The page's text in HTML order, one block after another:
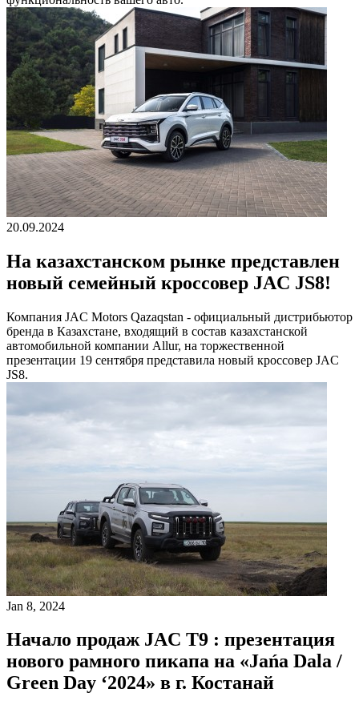
20.09.2024
На казахстанском рынке представлен
новый семейный кроссовер JAC JS8!
Компания JAC Motors Qazaqstan - официальный дистрибьютор
бренда в Казахстане, входящий в состав казахстанской
автомобильной компании Allur, на торжественной
презентации 19 сентября представила новый кроссовер JAC
JS8.
Jan 8, 2024
Начало продаж JAC T9 : презентация
нового рамного пикапа на «Jańa Dala /
Green Day ‘2024» в г. Костанай